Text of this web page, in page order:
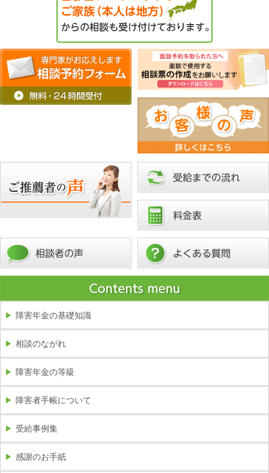
障害年金の基礎知識
相談のながれ
障害年金の等級
障害者手帳について
受給事例集
感謝のお手紙